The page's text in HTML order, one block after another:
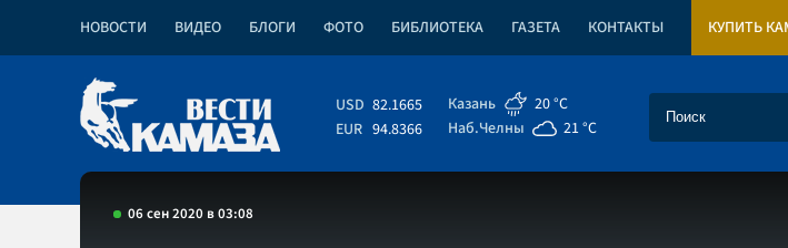
НОВОСТИ ВИДЕО БЛОГИ ФОТО БИБЛИОТЕКА ГАЗЕТА КОНТАКТЫ КУПИТЬ
USD 82.1665
EUR 94.8366
Казань
20 °C
Наб.Челны
21 °C
06 сен 2020 в 03:08